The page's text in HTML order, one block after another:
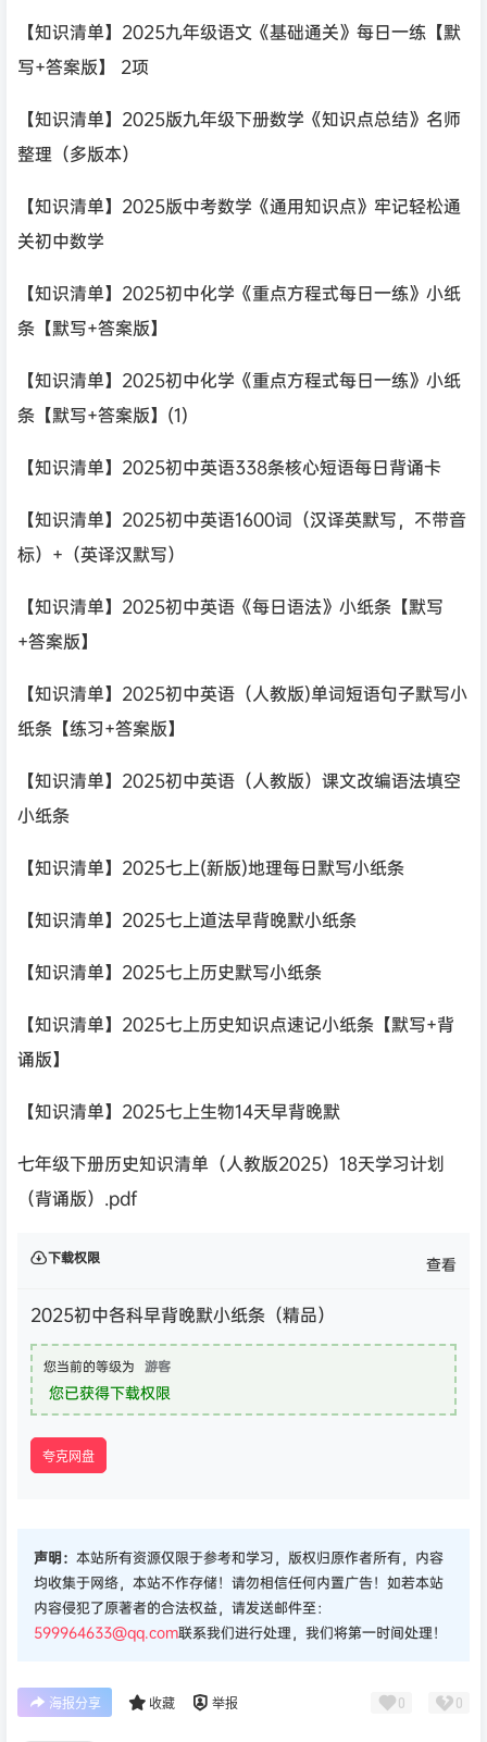
【知识清单】2025九年级语文《基础通关》每日一练【默
写+答案版】 2项
【知识清单】2025版九年级下册数学《知识点总结》名师
整理（多版本）
【知识清单】2025版中考数学《通用知识点》牢记轻松通
关初中数学
【知识清单】2025初中化学《重点方程式每日一练》小纸
条【默写+答案版】
【知识清单】2025初中化学《重点方程式每日一练》小纸
条【默写+答案版】(1)
【知识清单】2025初中英语338条核心短语每日背诵卡
【知识清单】2025初中英语1600词（汉译英默写，不带音
标）+（英译汉默写）
【知识清单】2025初中英语《每日语法》小纸条【默写
+答案版】
【知识清单】2025初中英语（人教版)单词短语句子默写小
纸条【练习+答案版】
【知识清单】2025初中英语（人教版）课文改编语法填空
小纸条
【知识清单】2025七上(新版)地理每日默写小纸条
【知识清单】2025七上道法早背晚默小纸条
【知识清单】2025七上历史默写小纸条
【知识清单】2025七上历史知识点速记小纸条【默写+背
诵版】
【知识清单】2025七上生物14天早背晚默
七年级下册历史知识清单（人教版2025）18天学习计划
（背诵版）.pdf
下载权限 查看
2025初中各科早背晚默小纸条（精品）
您当前的等级为 游客
您已获得下载权限
夸克网盘
声明： 本站所有资源仅限于参考和学习，版权归原作者所有，内容
均收集于网络，本站不作存储！请勿相信任何内置广告！如若本站
内容侵犯了原著者的合法权益，请发送邮件至：
599964633@qq.com联系我们进行处理，我们将第一时间处理！
海报分享 收藏 举报 0 0